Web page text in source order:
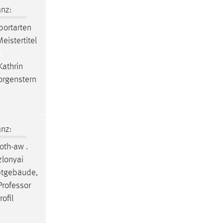
aw .